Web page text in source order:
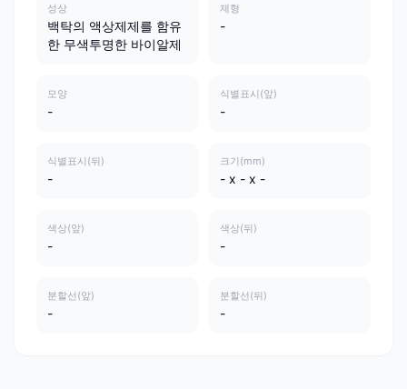
성상
백탁의 액상제제를 함유
한 무색투명한 바이알제
제형
-
모양
-
식별표시(앞)
-
식별표시(뒤)
-
크기(mm)
- x - x -
색상(앞)
-
색상(뒤)
-
분할선(앞)
-
분할선(뒤)
-